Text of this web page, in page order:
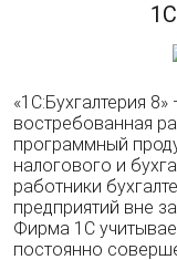
«1C:Бухгалтерия
востребованная
программный
налогового и
работники
предприятий вне
Фирма 1С
постоянно